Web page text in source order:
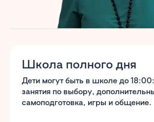
Школа полного дня
Дети могут быть в школе до
занятия по выбору,
самоподготовка, игры и общение.